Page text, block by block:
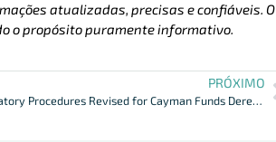
atualizadas, precisas e confiáveis. O
o propósito puramente informativo.
PRÓXIMO
“Regulatory Procedures Revised for Cayman Funds Deregistration”